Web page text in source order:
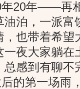
年20年——再
泊，一派富
也带着希
夜大家躺在
感到有聊不
第一场雨，